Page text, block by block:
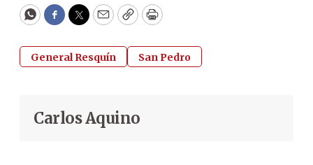
WhatsApp
Facebook
Twitter
EmailCopyPrint
General Resquín San Pedro
Carlos Aquino